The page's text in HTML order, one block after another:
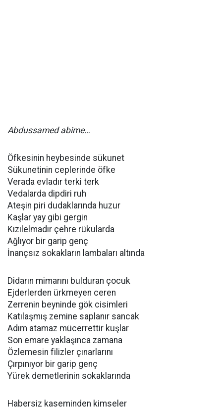
Abdussamed abime…
Öfkesinin heybesinde sükunet
Sükunetinin ceplerinde öfke
Verada evladır terki terk
Vedalarda dipdiri ruh
Ateşin piri dudaklarında huzur
Kaşlar yay gibi gergin
Kızılelmadır çehre rükularda
Ağlıyor bir garip genç
İnançsız sokakların lambaları altında
Didarın mimarını bulduran çocuk
Ejderlerden ürkmeyen ceren
Zerrenin beyninde gök cisimleri
Katılaşmış zemine saplanır sancak
Adım atamaz mücerrettir kuşlar
Son emare yaklaşınca zamana
Özlemesin filizler çınarlarını
Çırpınıyor bir garip genç
Yürek demetlerinin sokaklarında
Habersiz kaseminden kimseler